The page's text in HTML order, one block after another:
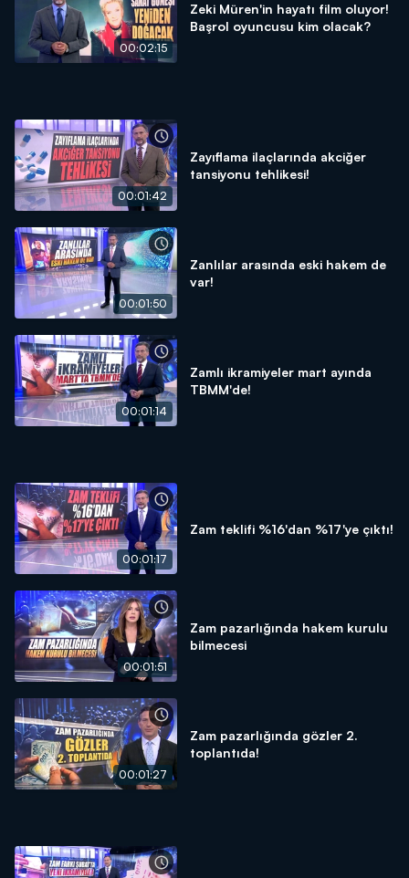
00:02:15
Zeki Müren'in hayatı film oluyor!
Başrol oyuncusu kim olacak?
00:01:42
Zayıflama ilaçlarında akciğer
tansiyonu tehlikesi!
00:01:50
Zanlılar arasında eski hakem de
var!
00:01:14
Zamlı ikramiyeler mart ayında
TBMM'de!
00:01:17
Zam teklifi %16'dan %17'ye çıktı!
00:01:51
Zam pazarlığında hakem kurulu
bilmecesi
00:01:27
Zam pazarlığında gözler 2.
toplantıda!